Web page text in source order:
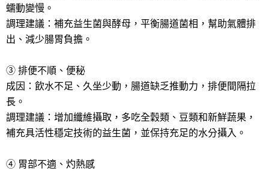
蠕動變慢。
調理建議：補充益生菌與酵母，平衡腸道菌相，幫助氣體排
出、減少腸胃負擔。
③ 排便不順、便秘
成因：飲水不足、久坐少動，腸道缺乏推動力，排便間隔拉
長。
調理建議：增加纖維攝取，多吃全穀類、豆類和新鮮蔬果，
補充具活性穩定技術的益生菌，並保持充足的水分攝入。
④ 胃部不適、灼熱感